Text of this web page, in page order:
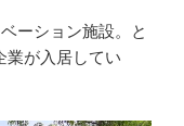
ーション施設。と
業が入居してい